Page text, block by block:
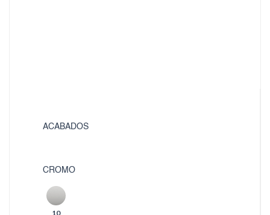
ACABADOS
CROMO
10